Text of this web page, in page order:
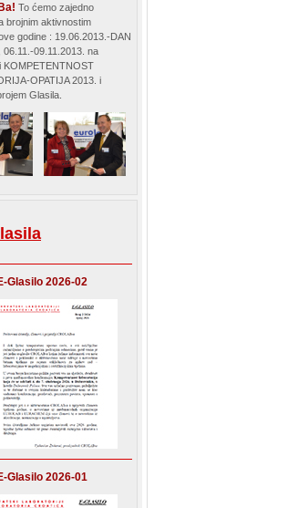
To ćemo zajedno
brojnim aktivnostim
godine : 19.06.2013.-DAN
06.11.-09.11.2013. na
KOMPETENTNOST
OPATIJA 2013. i
Glasila.
Glasilo 2026-02
Glasilo 2026-01